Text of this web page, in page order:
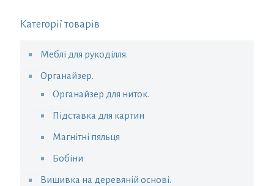
Категорії товарів
Меблі для рукоділля.
Органайзер.
Органайзер для ниток.
Підставка для картин
Магнітні пяльця
Бобіни
Вишивка на деревяній основі.